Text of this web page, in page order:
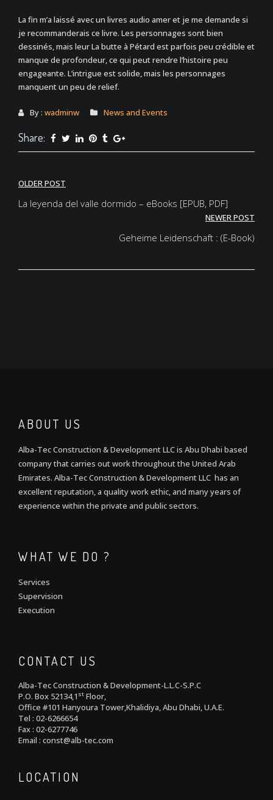
La fin m’a laissé avec un livres audio amer et je me demande si
je recommanderais ce livre. Les personnages sont bien
dessinés, mais leur La butte à Pétard est parfois peu crédible et
manque de profondeur, ce qui peut rendre l’histoire peu
engageante. L’intrigue est solide, mais les personnages
manquent un peu de relief.
By : wadminw News and Events
Share:
Post
navigation
OLDER POST
La leyenda del valle dormido – eBooks [EPUB, PDF]
NEWER POST
Geheime Leidenschaft : (E-Book)
ABOUT US
Alba-Tec Construction & Development LLC is Abu Dhabi based
company that carries out work throughout the United Arab
Emirates. Alba-Tec Construction & Development LLC has an
excellent reputation, a quality work ethic, and many years of
experience within the private and public sectors.
WHAT WE DO ?
Services
Supervision
Execution
CONTACT US
Alba-Tec Construction & Development-L.L.C-S.P.C
P.O. Box 52134,1 st Floor,
Office #101 Hanyoura Tower,Khalidiya, Abu Dhabi, U.A.E.
Tel : 02-6266654
Fax : 02-6277746
Email : const@alb-tec.com
LOCATION